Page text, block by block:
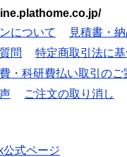
について
見積書・
問
特定商取引法に
・科研費払い取引のご
ご注文の取り消し
公式ページ